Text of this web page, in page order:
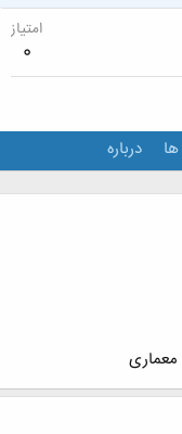
امتیاز
0
درباره
معماری